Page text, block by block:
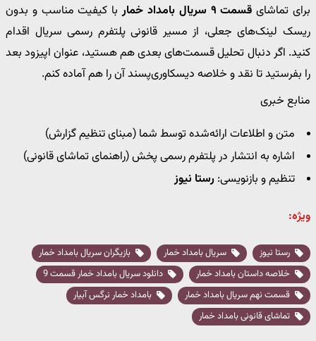
برای تماشای قسمت ۹ سریال بامداد خمار
با کیفیت مناسب و بدون
ریسک لینک‌های جعلی، از مسیر قانونی پلتفرم رسمی سریال اقدام
کنید. اگر دنبال تحلیل قسمت‌های بعدی هم هستید، عنوان اپیزود بعد
را بفرستید تا نقد و خلاصه دیسکاوری‌پسند آن را هم آماده کنم.
منابع خبری
متن و اطلاعات ارائه‌شده توسط شما (مبنای تنظیم گزارش)
اشاره به انتشار در پلتفرم رسمی پخش (راهنمای تماشای قانونی)
تنظیم و بازنویسی: رستا نیوز
ویژه:
رستا نیوز سریال بامداد خمار
بازیگران سریال بامداد خمار
خلاصه داستان بامداد خمار
دانلود سریال بامداد خمار قسمت 9
قسمت نهم سریال بامداد خمار
بامداد خمار نرگس آبیار
تماشای قانونی بامداد خمار